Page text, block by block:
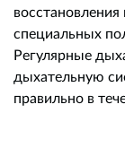
специальных
Регулярные
дыхательную
правильно в